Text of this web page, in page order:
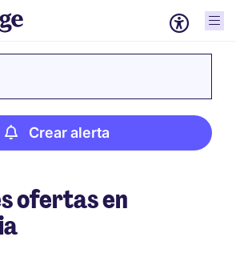
Crear alerta
ofertas en